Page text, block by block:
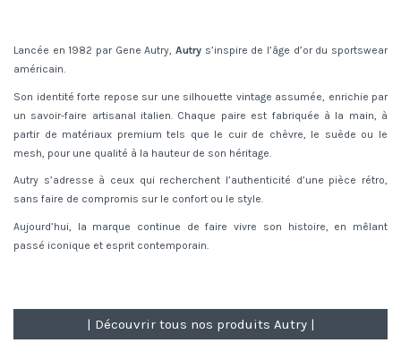
Lancée en 1982 par Gene Autry, Autry s’inspire de l’âge d’or du sportswear
américain.
Son identité forte repose sur une silhouette vintage assumée, enrichie par
un savoir-faire artisanal italien. Chaque paire est fabriquée à la main, à
partir de matériaux premium tels que le cuir de chèvre, le suède ou le
mesh, pour une qualité à la hauteur de son héritage.
Autry s’adresse à ceux qui recherchent l’authenticité d’une pièce rétro,
sans faire de compromis sur le confort ou le style.
Aujourd’hui, la marque continue de faire vivre son histoire, en mêlant
passé iconique et esprit contemporain.
| Découvrir tous nos produits Autry |